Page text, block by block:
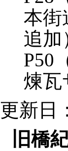
本街
追加
P50
煉瓦
更新日
旧橋